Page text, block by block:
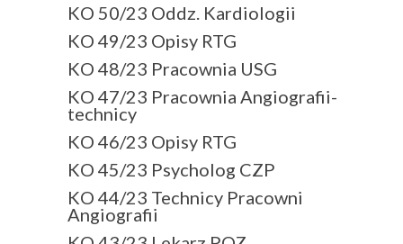
KO 50/23 Oddz. Kardiologii
KO 49/23 Opisy RTG
KO 48/23 Pracownia USG
KO 47/23 Pracownia Angiografii-
technicy
KO 46/23 Opisy RTG
KO 45/23 Psycholog CZP
KO 44/23 Technicy Pracowni
Angiografii